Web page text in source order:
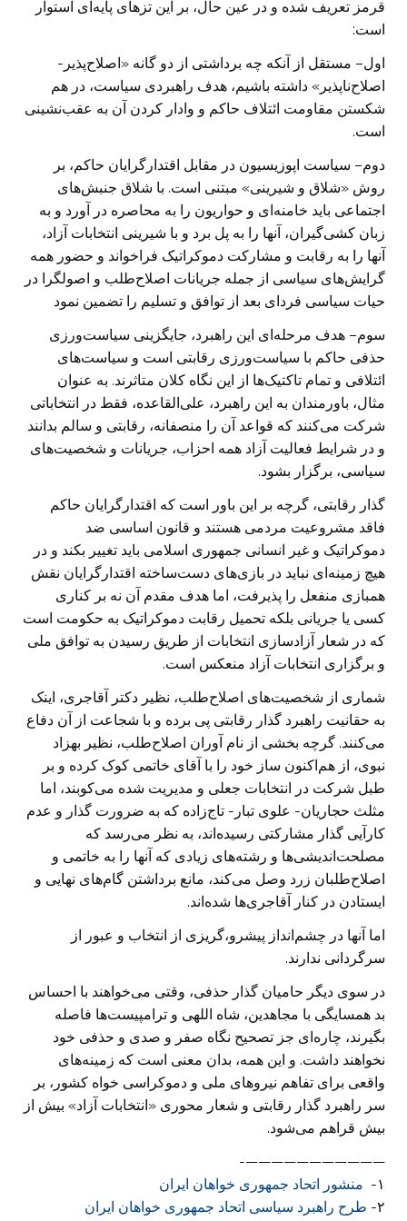
قرمز تعریف شده و در عین حال، بر این تز‌های پایه‌ای استوار
است:
اول– مستقل از آنکه چه برداشتی از دو گانه «اصلاح‌پذیر-
اصلاح‌ناپذیر» داشته باشیم، هدف راهبردی سیاست، در هم
شکستن مقاومت ائتلاف حاکم و وادار کردن آن به عقب‌نشینی
است.
دوم– سیاست اپوزیسیون در مقابل اقتدارگرایان حاکم، بر
روش «شلاق و شیرینی» مبتنی است. با شلاق جنبش‌های
اجتماعی باید خامنه‌ای و حواریون را به محاصره در آورد و به
زبان کشی‌گیران، آنها را به پل برد و با شیرینی انتخابات آزاد،
آنها را به رقابت و مشارکت دموکراتیک فراخواند و حضور همه
گرایش‌های سیاسی از جمله جریانات اصلاح‌طلب و اصولگرا در
حیات سیاسی فردای بعد از توافق و تسلیم را تضمین نمود
سوم– هدف مرحله‌ای این راهبرد، جایگزینی سیاست‌ورزی
حذفی حاکم با سیاست‌ورزی رقابتی است و سیاست‌های
ائتلافی و تمام تاکتیک‌ها از این نگاه کلان متاثرند. به عنوان
مثال، باورمندان به این راهبرد، علی‌القاعده، فقط در انتخاباتی
شرکت می‌کنند که قواعد آن را منصفانه، رقابتی و سالم بدانند
و در شرایط فعالیت آزاد همه احزاب، جریانات و شخصیت‌های
سیاسی، برگزار بشود.
گذار رقابتی، گرچه بر این باور است که اقتدارگرایان حاکم
فاقد مشروعیت مردمی هستند و قانون اساسی ضد
دموکراتیک و غیر انسانی جمهوری اسلامی باید تغییر بکند و در
هیچ زمینه‌ای نباید در بازی‌های دست‌ساخته اقتدارگرایان نقش
همبازی منفعل را پذیرفت، اما هدف مقدم آن نه بر کناری
کسی یا جریانی بلکه تحمیل رقابت دموکراتیک به حکومت است
که در شعار آزادسازی انتخابات از طریق رسیدن به توافق ملی
و برگزاری انتخابات آزاد منعکس است.
شماری از شخصیت‌های اصلاح‌طلب، نظیر دکتر آقاجری، اینک
به حقانیت راهبرد گذار رقابتی پی برده و با شجاعت از آن دفاع
می‌کنند. گرچه بخشی از نام آوران اصلاح‌طلب، نظیر بهزاد
نبوی، از هم‌اکنون ساز خود را با آقای خاتمی کوک کرده و بر
طبل شرکت در انتخابات جعلی و مدیریت شده می‌کوبند، اما
مثلث حجاریان- علوی تبار- تاج‌زاده که به ضرورت گذار و عدم
کارآیی گذار مشارکتی رسیده‌اند، به نظر می‌رسد که
مصلحت‌اندیشی‌ها و رشته‌های زیادی که آنها را به خاتمی و
اصلاح‌طلبان زرد وصل می‌کند، مانع برداشتن گام‌های نهایی و
ایستادن در کنار آقاجری‌ها شده‌اند.
اما آنها در چشم‌انداز پیشرو،گریزی از انتخاب و عبور از
سرگردانی ندارند.
در سوی دیگر حامیان گذار حذفی، وقتی می‌خواهند با احساس
بد همسایگی با مجاهدین، شاه اللهی و ترامپیست‌ها فاصله
بگیرند، چاره‌ای جز تصحیح نگاه صفر و صدی و حذفی خود
نخواهند داشت. و این همه، بدان معنی است که زمینه‌های
واقعی برای تفاهم نیرو‌های ملی و دموکراسی خواه کشور، بر
سر راهبرد گذار رقابتی و شعار محوری «انتخابات آزاد» بیش از
بیش قراهم می‌شود.
———————————-
١-
منشور اتحاد جمهوری خواهان ايران
۲-
طرح راهبرد سیاسی اتحاد جمهوری خواهان ایران